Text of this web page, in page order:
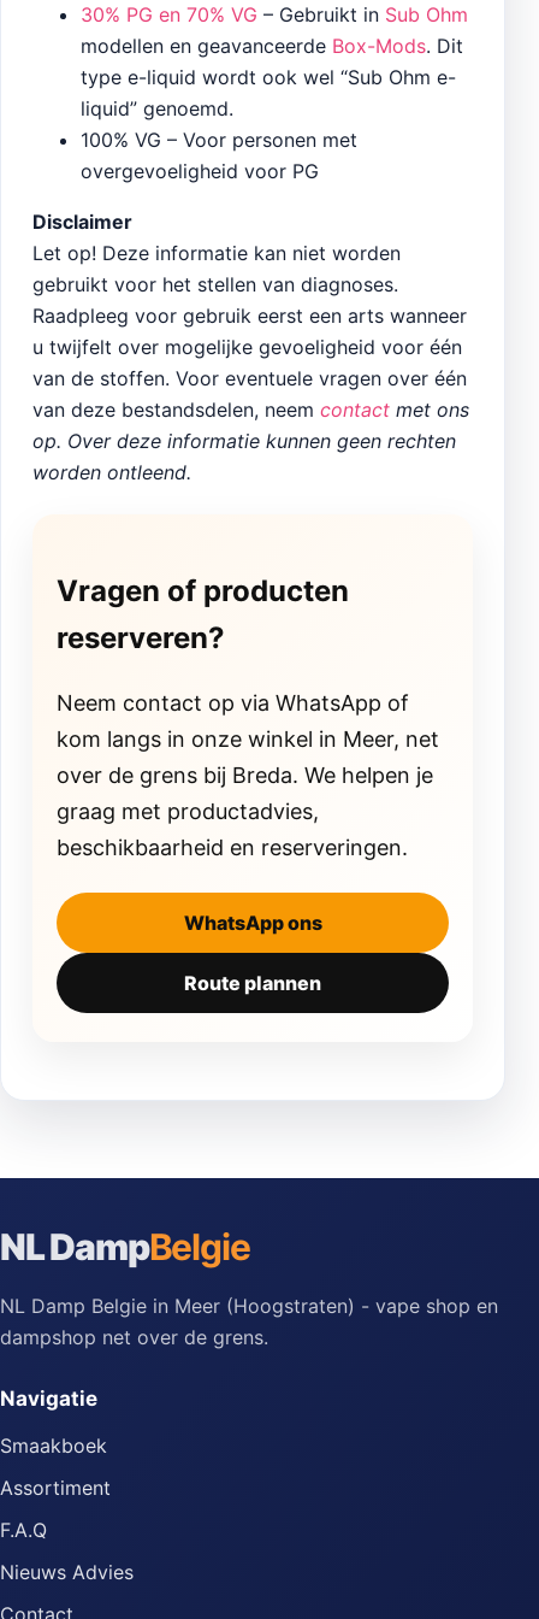
30% PG en 70% VG – Gebruikt in Sub Ohm
modellen en geavanceerde Box-Mods. Dit
type e-liquid wordt ook wel “Sub Ohm e-
liquid” genoemd.
100% VG – Voor personen met
overgevoeligheid voor PG
Disclaimer
Let op! Deze informatie kan niet worden
gebruikt voor het stellen van diagnoses.
Raadpleeg voor gebruik eerst een arts wanneer
u twijfelt over mogelijke gevoeligheid voor één
van de stoffen. Voor eventuele vragen over één
van deze bestandsdelen, neem contact met ons
op. Over deze informatie kunnen geen rechten
worden ontleend.
Vragen of producten
reserveren?
Neem contact op via WhatsApp of
kom langs in onze winkel in Meer, net
over de grens bij Breda. We helpen je
graag met productadvies,
beschikbaarheid en reserveringen.
WhatsApp ons
Route plannen
NL DampBelgie
NL Damp Belgie in Meer (Hoogstraten) - vape shop en
dampshop net over de grens.
Navigatie
Smaakboek
Assortiment
F.A.Q
Nieuws Advies